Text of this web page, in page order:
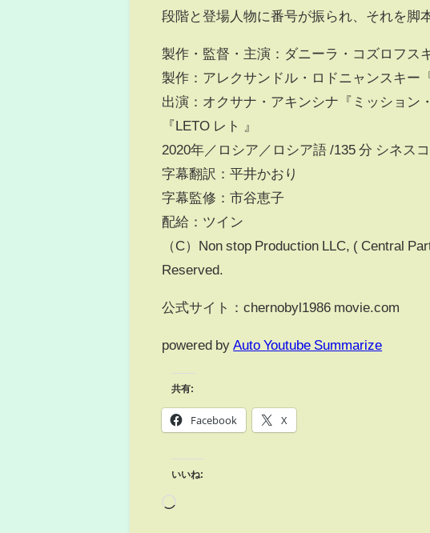
段階と登場人物に番号が振られ、それを脚
製作・監督・主演：ダニーラ・コズロフス
製作：アレクサンドル・ロドニャンスキー
出演：オクサナ・アキンシナ『ミッション
『LETO レト 』
2020年／ロシア／ロシア語 /135 分 シネス
字幕翻訳：平井かおり
字幕監修：市谷恵子
配給：ツイン
（C）Non stop Production LLC, ( Central
Reserved.
公式サイト：chernobyl1986 movie.com
powered by Auto Youtube Summarize
共有:
Facebook X
いいね: